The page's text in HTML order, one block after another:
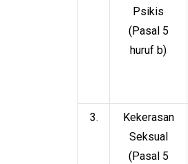
Psikis
(Pasal 5
huruf b)
3.
Kekerasan
Seksual
(Pasal 5